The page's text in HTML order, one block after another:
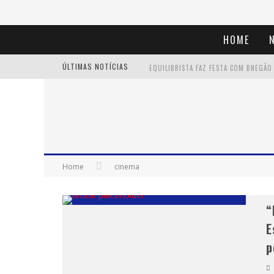
HOME
ÚLTIMAS NOTÍCIAS
Home cinema